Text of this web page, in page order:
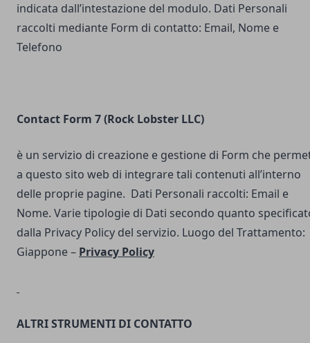
indicata dall’intestazione del modulo. Dati Personali
raccolti mediante Form di contatto: Email, Nome e
Telefono
Contact Form 7 (Rock Lobster LLC)
è un servizio di creazione e gestione di Form che
a questo sito web di integrare tali contenuti all’interno
delle proprie pagine. Dati Personali raccolti: Email e
Nome. Varie tipologie di Dati secondo quanto
dalla Privacy Policy del servizio. Luogo del Trattamento:
Giappone – Privacy Policy
ALTRI STRUMENTI DI CONTATTO